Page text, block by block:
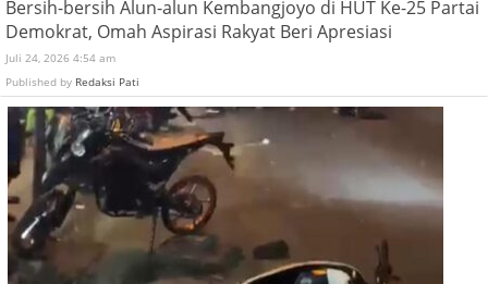
Bersih-bersih Alun-alun Kembangjoyo di HUT Ke-25 Partai
Demokrat, Omah Aspirasi Rakyat Beri Apresiasi
Juli 24, 2026 4:54 am
Published by Redaksi Pati